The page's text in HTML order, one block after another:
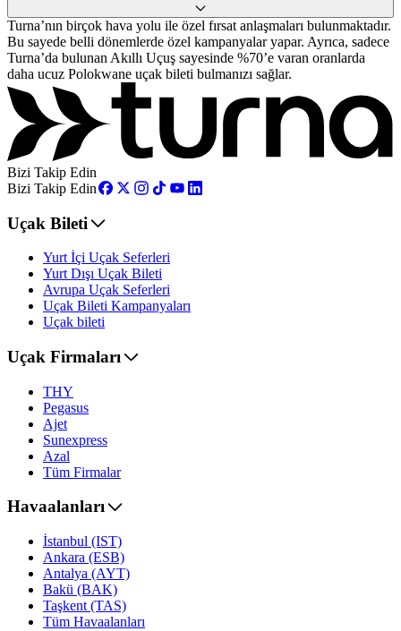
Turna’nın birçok hava yolu ile özel fırsat anlaşmaları bulunmaktadır.
Bu sayede belli dönemlerde özel kampanyalar yapar. Ayrıca, sadece
Turna’da bulunan Akıllı Uçuş sayesinde %70’e varan oranlarda
daha ucuz Polokwane uçak bileti bulmanızı sağlar.
Bizi Takip Edin
Bizi Takip Edin
Uçak Bileti
Yurt İçi Uçak Seferleri
Yurt Dışı Uçak Bileti
Avrupa Uçak Seferleri
Uçak Bileti Kampanyaları
Uçak bileti
Uçak Firmaları
THY
Pegasus
Ajet
Sunexpress
Azal
Tüm Firmalar
Havaalanları
İstanbul (IST)
Ankara (ESB)
Antalya (AYT)
Bakü (BAK)
Taşkent (TAS)
Tüm Havaalanları